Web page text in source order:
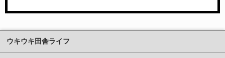
ウキウキ田舎ライフ